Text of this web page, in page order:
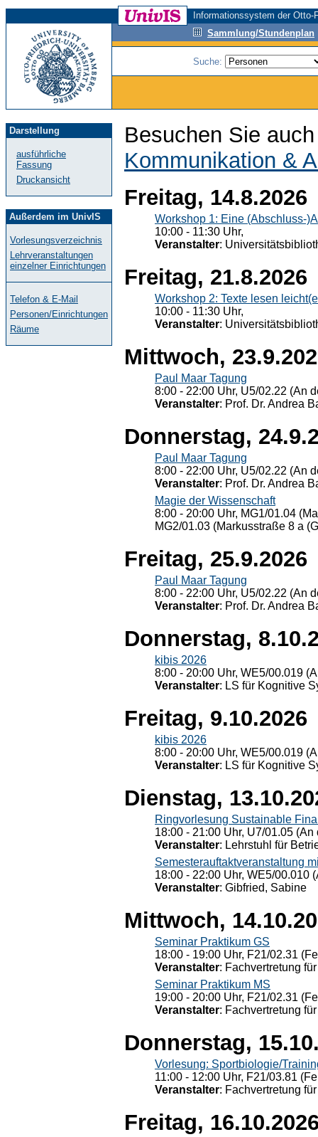
Informationssystem der
Sammlung/Stundenplan
Suche:
Darstellung
ausführliche
Fassung
Druckansicht
Außerdem im UnivIS
Vorlesungsverzeichnis
Lehrveranstaltungen
einzelner Einrichtungen
Telefon & E-Mail
Personen/Einrichtungen
Räume
Besuchen Sie
Kommunikation &
Freitag, 14.8.2026
Workshop 1: Eine (Abschluss-
10:00 - 11:30 Uhr,
Veranstalter:
Freitag, 21.8.2026
Workshop 2: Texte lesen
10:00 - 11:30 Uhr,
Veranstalter:
Mittwoch,
Paul Maar Tagung
8:00 - 22:00 Uhr, U5/02.22 (An
Veranstalter: Prof. Dr. Andrea
Donnerstag,
Paul Maar Tagung
8:00 - 22:00 Uhr, U5/02.22 (An
Veranstalter: Prof. Dr. Andrea
Magie der Wissenschaft
8:00 - 20:00 Uhr, MG1/01.04
MG2/01.03 (Markusstraße 8 a
Freitag, 25.9.2026
Paul Maar Tagung
8:00 - 22:00 Uhr, U5/02.22 (An
Veranstalter: Prof. Dr. Andrea
Donnerstag,
kibis 2026
8:00 - 20:00 Uhr, WE5/00.019
Veranstalter: LS für Kognitive
Freitag, 9.10.2026
kibis 2026
8:00 - 20:00 Uhr, WE5/00.019
Veranstalter: LS für Kognitive
Dienstag,
Ringvorlesung Sustainable
18:00 - 21:00 Uhr, U7/01.05
Veranstalter: Lehrstuhl für
Semesterauftaktveranstaltung
18:00 - 22:00 Uhr, WE5/00.010
Veranstalter: Gibfried, Sabine
Mittwoch,
Seminar Praktikum GS
18:00 - 19:00 Uhr, F21/02.31
Veranstalter: Fachvertretung
Seminar Praktikum MS
19:00 - 20:00 Uhr, F21/02.31
Veranstalter: Fachvertretung
Donnerstag,
Vorlesung: Sportbiologie/
11:00 - 12:00 Uhr, F21/03.81
Veranstalter: Fachvertretung
Freitag,